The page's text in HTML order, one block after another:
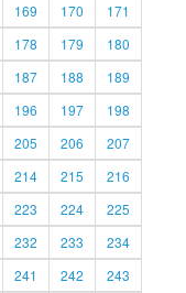
169 170
171
178 179
180
187 188
189
196 197
198
205 206
207
214 215
216
223 224
225
232 233
234
241 242
243